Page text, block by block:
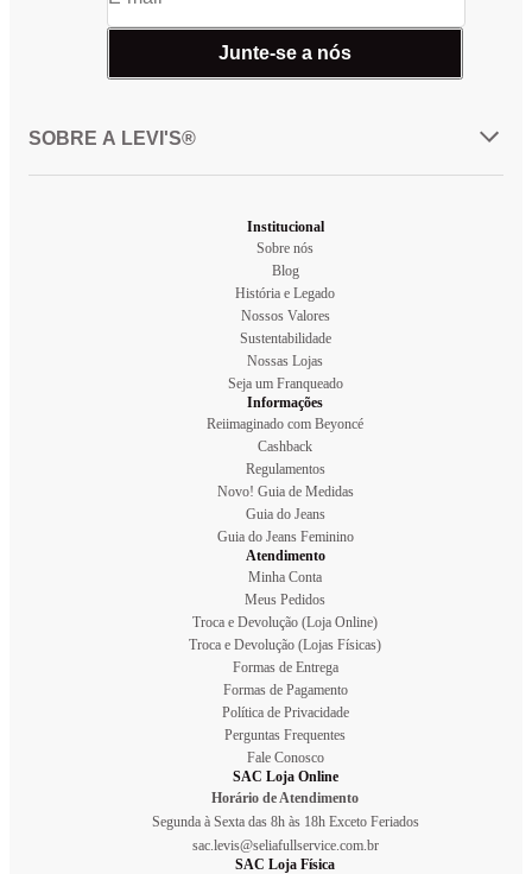
Junte-se a nós
SOBRE A LEVI'S®
Institucional
Sobre nós
Blog
História e Legado
Nossos Valores
Sustentabilidade
Nossas Lojas
Seja um Franqueado
Informações
Reiimaginado com Beyoncé
Cashback
Regulamentos
Novo! Guia de Medidas
Guia do Jeans
Guia do Jeans Feminino
Atendimento
Minha Conta
Meus Pedidos
Troca e Devolução (Loja Online)
Troca e Devolução (Lojas Físicas)
Formas de Entrega
Formas de Pagamento
Política de Privacidade
Perguntas Frequentes
Fale Conosco
SAC Loja Online
Horário de Atendimento
Segunda à Sexta das 8h às 18h Exceto Feriados
sac.levis@seliafullservice.com.br
SAC Loja Física